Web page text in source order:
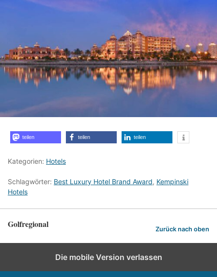
teilen teilen teilen
Kategorien: Hotels
Schlagwörter: Best Luxury Hotel Brand Award, Kempinski
Hotels
Golfregional Zurück nach oben
Die mobile Version verlassen